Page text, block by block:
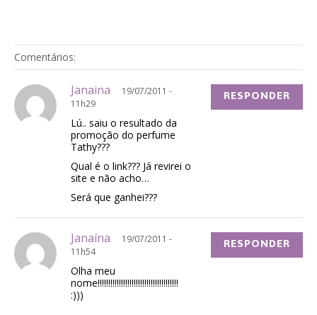
Comentários:
Janaina
19/07/2011 -
11h29
Lú.. saiu o resultado da
promoção do perfume
Tathy???
Qual é o link??? Já revirei o
site e não acho…
Será que ganhei???
RESPONDER
Janaína
19/07/2011 -
11h54
Olha meu
nome!!!!!!!!!!!!!!!!!!!!!!!!!!!!!!!!!!!!!!
:)))
RESPONDER